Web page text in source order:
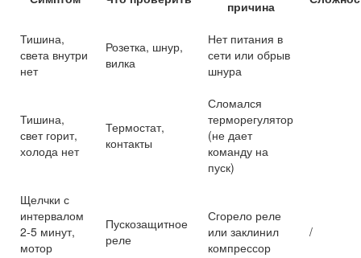
причина
Тишина,
света внутри
нет
Розетка, шнур,
вилка
Нет питания в
сети или обрыв
шнура
Тишина,
свет горит,
холода нет
Термостат,
контакты
Сломался
терморегулятор
(не дает
команду на
пуск)
Щелчки с
интервалом
2-5 минут,
мотор
Пускозащитное
реле
Сгорело реле
или заклинил
компрессор
/